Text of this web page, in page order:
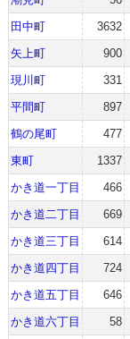
田中町
3632
矢上町
900
現川町
331
平間町
897
鶴の尾町
477
東町
1337
かき道一丁目
466
かき道二丁目
669
かき道三丁目
614
かき道四丁目
724
かき道五丁目
646
かき道六丁目
58